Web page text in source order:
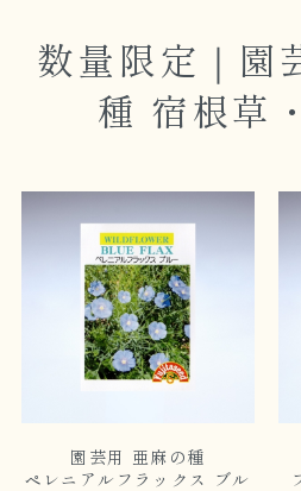
数量限定｜園
種 宿根草
園芸用 亜麻の種
ペレニアルフラックス ブル